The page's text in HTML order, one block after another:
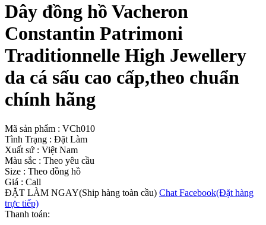
Dây đồng hồ Vacheron
Constantin Patrimoni
Traditionnelle High Jewellery
da cá sấu cao cấp,theo chuẩn
chính hãng
Mã sản phẩm : VCh010
Tình Trạng : Đặt Làm
Xuất sứ : Việt Nam
Màu sắc : Theo yêu cầu
Size : Theo đồng hồ
Giá : Call
ĐẶT LÀM NGAY(Ship hàng toàn cầu) Chat Facebook(Đặt hàng
trực tiếp)
Thanh toán: